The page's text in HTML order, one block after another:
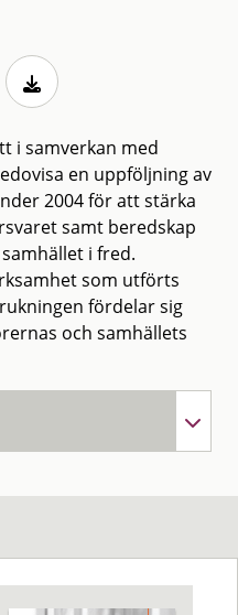
i samverkan med
en uppföljning av
2004 för att stärka
samt beredskap
i fred.
som utförts
fördelar sig
och samhällets